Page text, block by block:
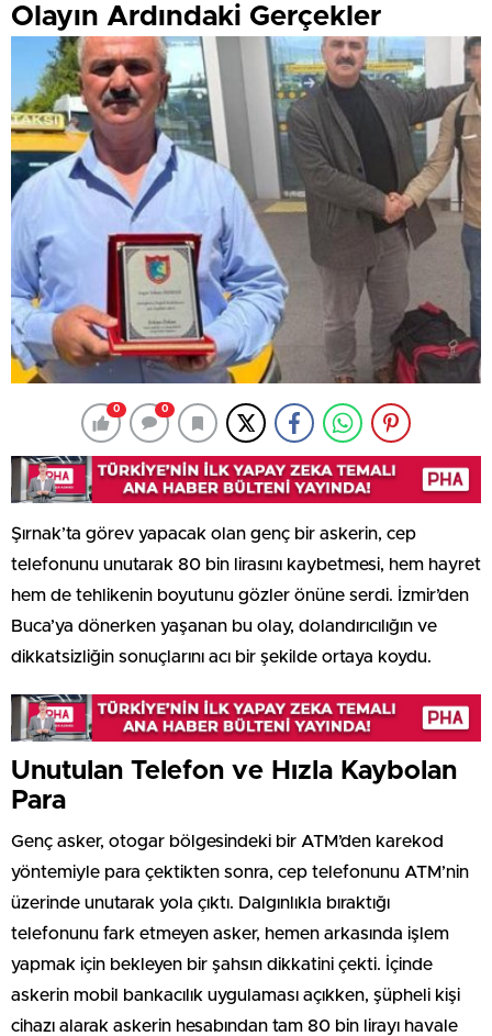
Olayın Ardındaki Gerçekler
0 0
Şırnak’ta görev yapacak olan genç bir askerin, cep
telefonunu unutarak 80 bin lirasını kaybetmesi, hem hayret
hem de tehlikenin boyutunu gözler önüne serdi. İzmir’den
Buca’ya dönerken yaşanan bu olay, dolandırıcılığın ve
dikkatsizliğin sonuçlarını acı bir şekilde ortaya koydu.
Unutulan Telefon ve Hızla Kaybolan
Para
Genç asker, otogar bölgesindeki bir ATM’den karekod
yöntemiyle para çektikten sonra, cep telefonunu ATM’nin
üzerinde unutarak yola çıktı. Dalgınlıkla bıraktığı
telefonunu fark etmeyen asker, hemen arkasında işlem
yapmak için bekleyen bir şahsın dikkatini çekti. İçinde
askerin mobil bankacılık uygulaması açıkken, şüpheli kişi
cihazı alarak askerin hesabından tam 80 bin lirayı havale